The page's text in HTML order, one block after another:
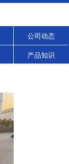
公司动态
产品知识